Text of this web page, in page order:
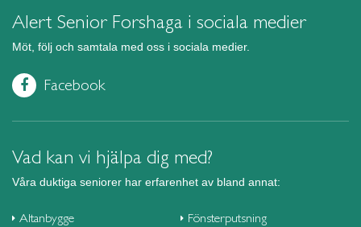
Alert Senior Forshaga i sociala medier
Möt, följ och samtala med oss i sociala medier.
Facebook
Vad kan vi hjälpa dig med?
Våra duktiga seniorer har erfarenhet av bland annat:
Altanbygge
Fönsterputsning